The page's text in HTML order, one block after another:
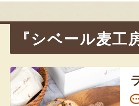
ョ
ン
『シベール麦工